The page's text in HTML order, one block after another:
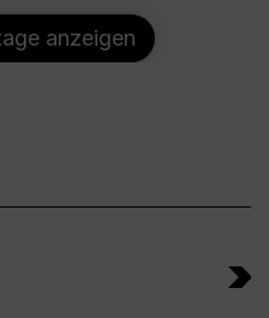
anzeigen